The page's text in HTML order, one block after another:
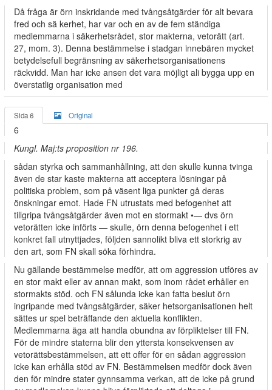
Då fråga är örn inskridande med tvångsåtgärder för alt bevara
fred och sä­ kerhet, har var och en av de fem ständiga
medlemmarna i säkerhetsrådet, stor­ makterna, vetorätt (art.
27, mom. 3). Denna bestämmelse i stadgan innebären mycket
betydelsefull begränsning av säkerhetsorganisationens
räckvidd. Man har icke ansen det vara möjligt ali bygga upp en
överstatlig organisation med
Sida 6 Original
6
Kungl. Maj:ts proposition nr 196.
sådan styrka och sammanhållning, att den skulle kunna tvinga
även de star­ kaste makterna att acceptera lösningar på
politiska problem, som på väsent­ liga punkter gå deras
önskningar emot. Hade FN utrustats med befogenhet att
tillgripa tvångsåtgärder även mot en stormakt •— dvs örn
vetorätten icke införts — skulle, örn denna befogenhet i ett
konkret fall utnyttjades, följden sannolikt bliva ett storkrig av
den art, som FN skall söka förhindra.
Nu gällande bestämmelse medför, att om aggression utföres av
en stor­ makt eller av annan makt, som inom rådet erhåller en
stormakts stöd. och FN sålunda icke kan fatta beslut örn
ingripande med tvångsåtgärder, säker­ hetsorganisationen helt
sättes ur spel beträffande den aktuella konflikten.
Medlemmarna äga att handla obundna av förpliktelser till FN.
För de mindre staterna blir den yttersta konsekvensen av
vetorättsbestämmelsen, att ett offer för en sådan aggression
icke kan erhålla stöd av FN. Bestämmelsen medför dock även
den för mindre stater gynnsamma verkan, att de icke på grund